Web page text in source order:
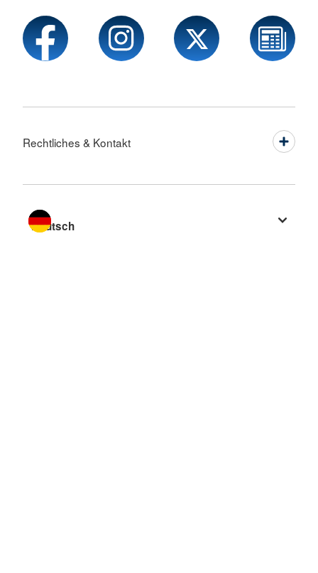
Rechtliches & Kontakt
Sprache wechseln zu